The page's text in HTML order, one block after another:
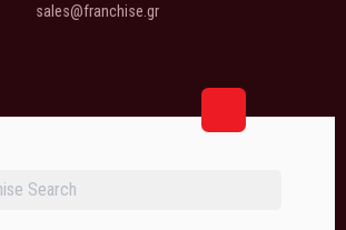
sales@franchise.gr